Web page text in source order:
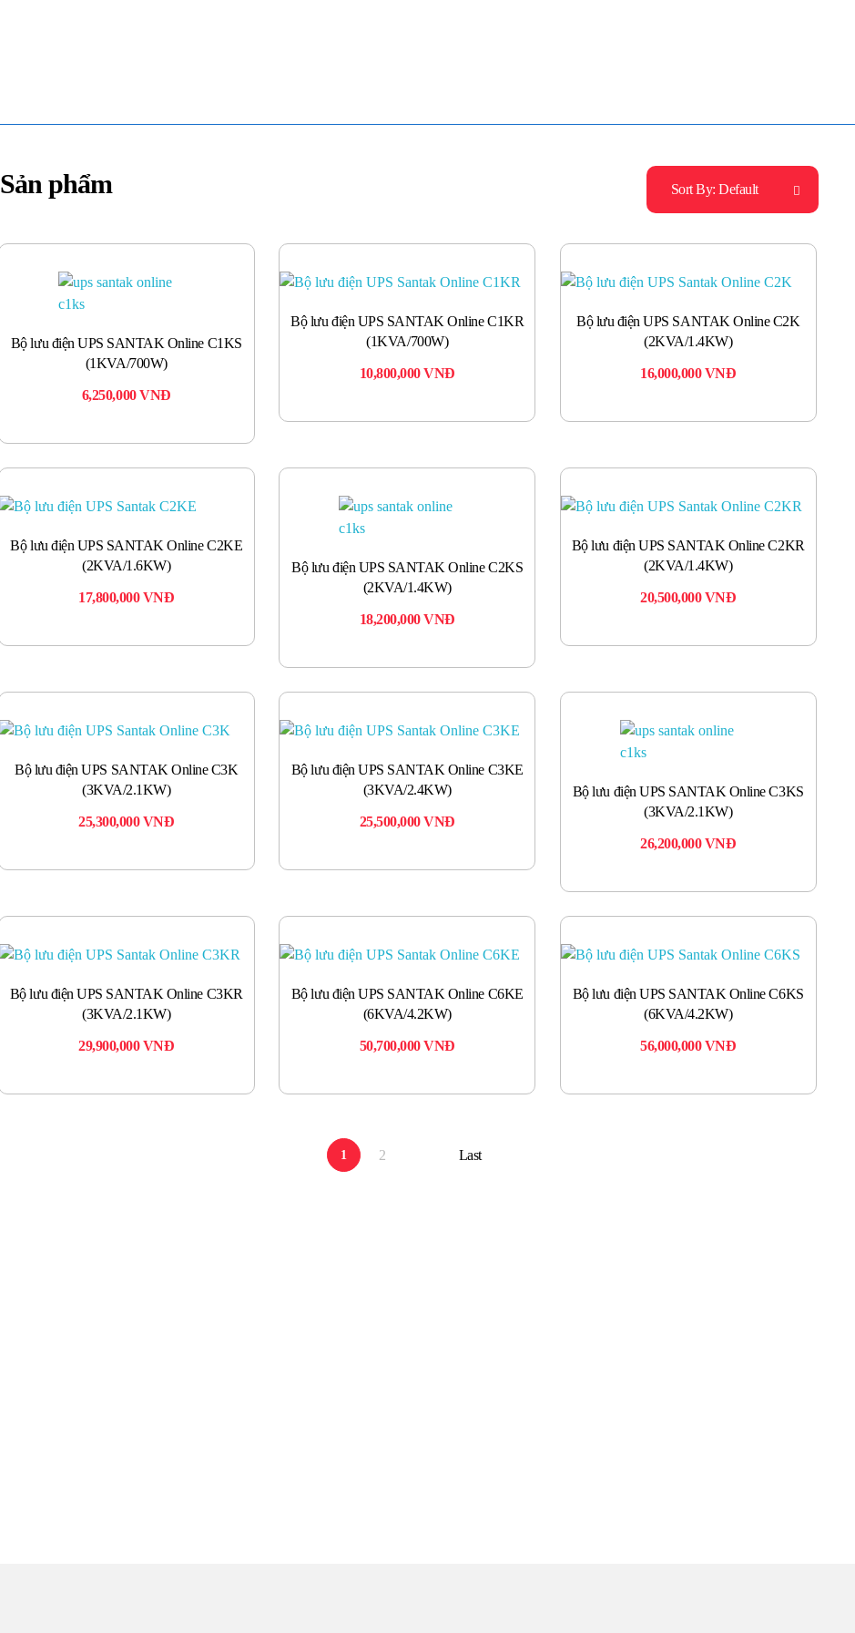
Sản phẩm Sort By:Default
Bộ lưu điện UPS SANTAK Online C1KS
(1KVA/700W)
6,250,000VNĐ
Bộ lưu điện UPS SANTAK Online C1KR
(1KVA/700W)
10,800,000VNĐ
Bộ lưu điện UPS SANTAK Online C2K
(2KVA/1.4KW)
16,000,000VNĐ
Bộ lưu điện UPS SANTAK Online C2KE
(2KVA/1.6KW)
17,800,000VNĐ
Bộ lưu điện UPS SANTAK Online C2KS
(2KVA/1.4KW)
18,200,000VNĐ
Bộ lưu điện UPS SANTAK Online C2KR
(2KVA/1.4KW)
20,500,000VNĐ
Bộ lưu điện UPS SANTAK Online C3K
(3KVA/2.1KW)
25,300,000VNĐ
Bộ lưu điện UPS SANTAK Online C3KE
(3KVA/2.4KW)
25,500,000VNĐ
Bộ lưu điện UPS SANTAK Online C3KS
(3KVA/2.1KW)
26,200,000VNĐ
Bộ lưu điện UPS SANTAK Online C3KR
(3KVA/2.1KW)
29,900,000VNĐ
Bộ lưu điện UPS SANTAK Online C6KE
(6KVA/4.2KW)
50,700,000VNĐ
Bộ lưu điện UPS SANTAK Online C6KS
(6KVA/4.2KW)
56,000,000VNĐ
1 2 Last